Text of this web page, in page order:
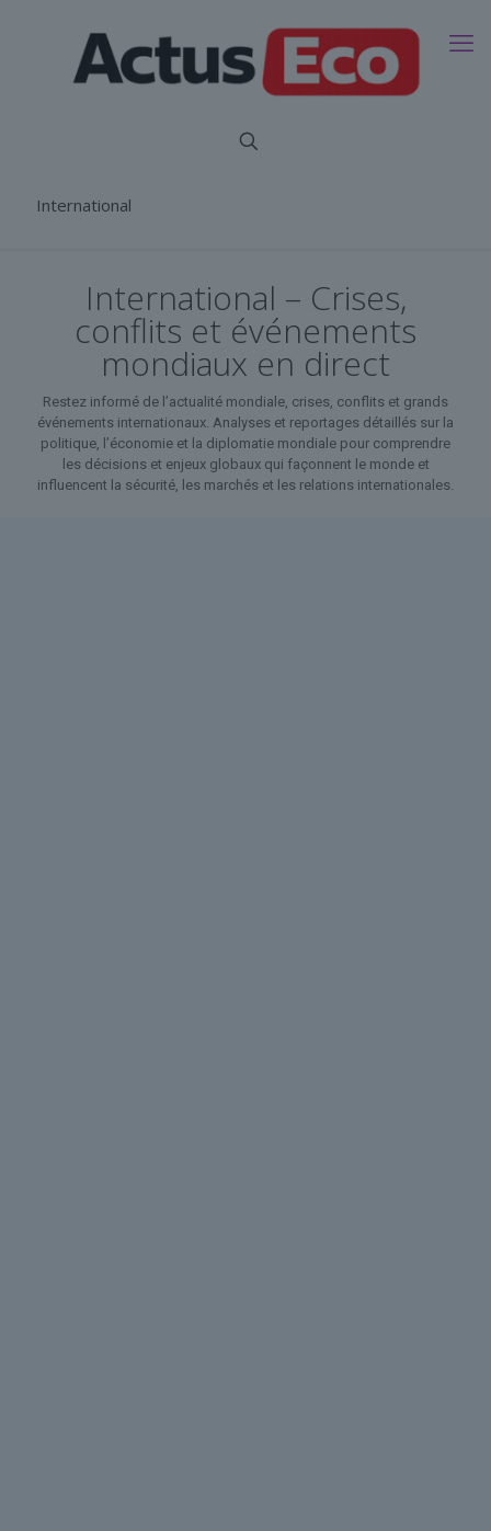
International
International – Crises,
conflits et événements
mondiaux en direct
Restez informé de l’actualité mondiale, crises, conflits et grands
événements internationaux. Analyses et reportages détaillés sur la
politique, l’économie et la diplomatie mondiale pour comprendre
les décisions et enjeux globaux qui façonnent le monde et
influencent la sécurité, les marchés et les relations internationales.